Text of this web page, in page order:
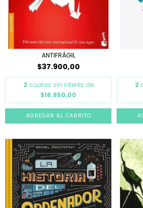
ANTIFRÁGIL
$37.900,00
2 cuotas sin interés de
$18.950,00
2